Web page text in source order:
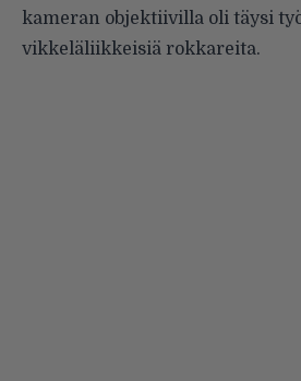
kameran objektiivilla oli täysi
vikkeläliikkeisiä rokkareita.